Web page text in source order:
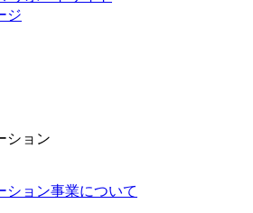
ジ
ション
ション事業について